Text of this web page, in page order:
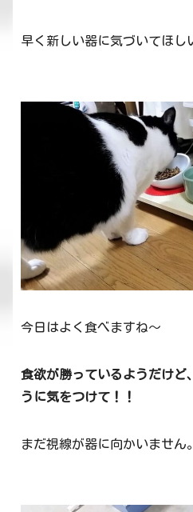
早く新しい器に気づいてほし
今日はよく食べますね～
食欲が勝っているようだけど
うに気をつけて！！
まだ視線が器に向かいません。